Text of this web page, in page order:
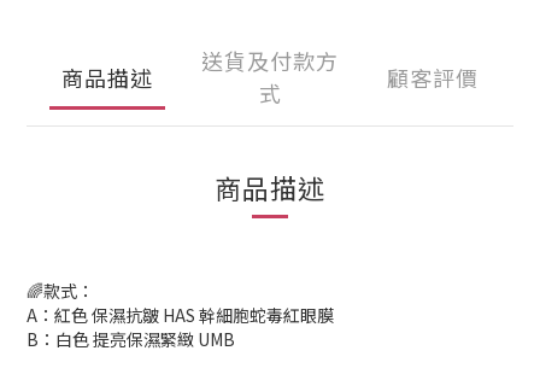
商品描述
送貨及付款方
式
顧客評價
商品描述
🌈款式：
A：紅色 保濕抗皺 HAS 幹細胞蛇毒紅眼膜
B：白色 提亮保濕緊緻 UMB